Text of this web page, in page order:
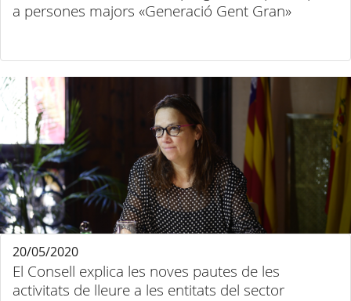
a persones majors «Generació Gent Gran»
El Consell explica les noves pautes de les
activitats de lleure a les entitats del sector
20/05/2020